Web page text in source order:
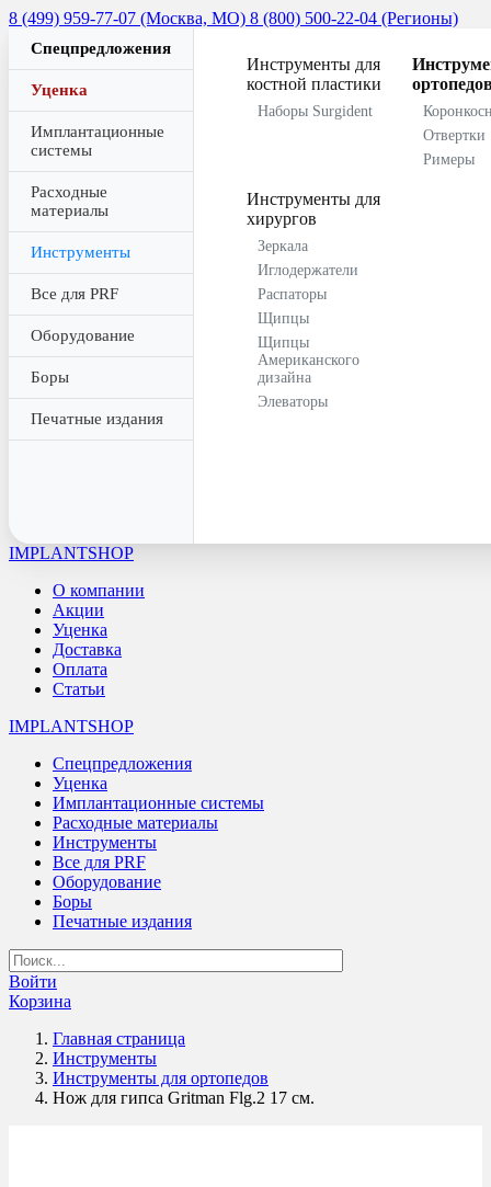
8 (499) 959-77-07 (Москва, МО) 8 (800) 500-22-04 (Регионы)
Спецпредложения
Уценка
Имплантационные
системы
Расходные
материалы
Инструменты
Все для PRF
Оборудование
Боры
Печатные издания
Инструменты для
костной пластики
Наборы Surgident
Отвертки
Римеры
Инструменты для
хирургов
Зеркала
Иглодержатели
Распаторы
Щипцы
Щипцы
Американского
дизайна
Элеваторы
IMPLANTSHOP
О компании
Акции
Уценка
Доставка
Оплата
Статьи
IMPLANTSHOP
Спецпредложения
Уценка
Имплантационные системы
Расходные материалы
Инструменты
Все для PRF
Оборудование
Боры
Печатные издания
Войти
Корзина
Главная страница
Инструменты
Инструменты для ортопедов
Нож для гипса Gritman Flg.2 17 см.